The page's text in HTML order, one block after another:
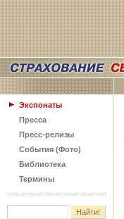
Экспонаты
Пресса
Пресс-релизы
События (Фото)
Библиотека
Термины